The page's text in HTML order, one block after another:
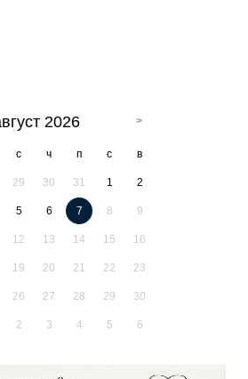
2026
с ч п с в
29 30 31 1 2
5 6 7 8 9
12 13 14 15 16
19 20 21 22 23
26 27 28 29 30
2 3 4 5 6